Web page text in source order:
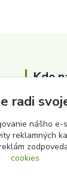
Kde
Zber
979 01
radi
nášho
reklamných
cookies